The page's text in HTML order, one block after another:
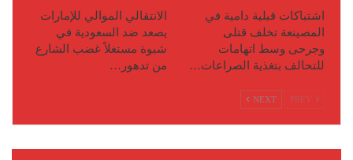
اشتباكات قبلية دامية في
المصينعة تخلف قتلى
وجرحى وسط اتهامات
للتحالف بتغذية الصراعات…
الانتقالي الموالي للإمارات
يصعد ضد السعودية في
شبوة مستغلاً غضب الشارع
من تدهور…
NEXT